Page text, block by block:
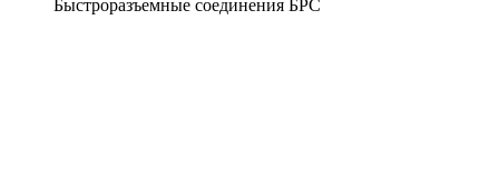
Быстроразъемные соединения БРС